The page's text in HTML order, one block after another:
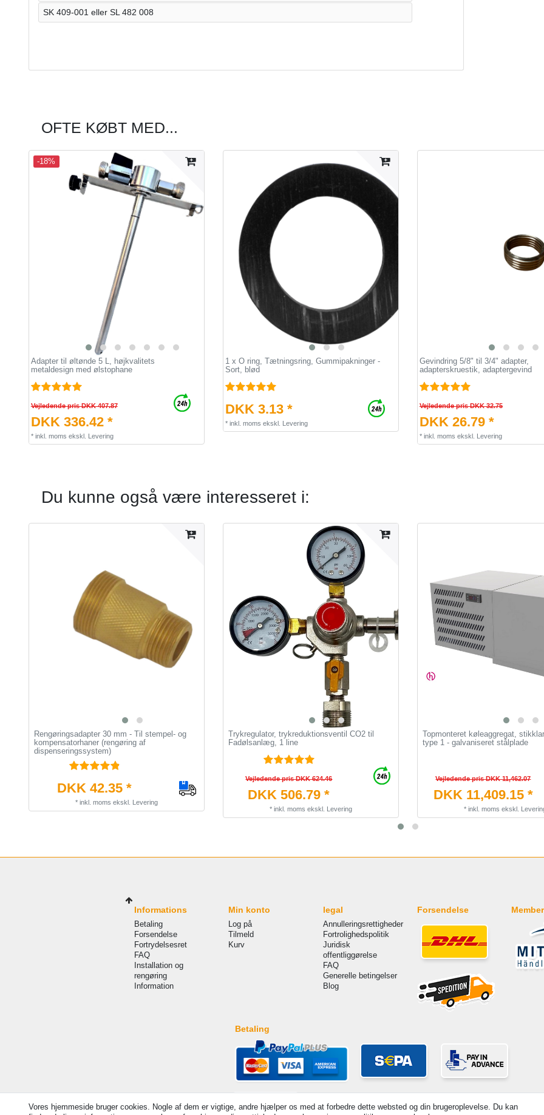
SK 409-001 eller SL 482 008
OFTE KØBT MED...
-18%
Adapter til øltønde 5 L, højkvalitets
metaldesign med ølstophane
Vejledende pris DKK 407.87
DKK 336.42 *
* inkl. moms ekskl. Levering
1 x O ring, Tætningsring, Gummipakninger -
Sort, blød
DKK 3.13 *
* inkl. moms ekskl. Levering
Gevindring 5/8" til 3/4" adapter,
adapterskruestik, adaptergevind
Vejledende pris DKK 32.75
DKK 26.79 *
* inkl. moms ekskl. Levering
Du kunne også være interesseret i:
Rengøringsadapter 30 mm - Til stempel- og
kompensatorhaner (rengøring af
dispenseringssystem)
DKK 42.35 *
* inkl. moms ekskl. Levering
Trykregulator, trykreduktionsventil CO2 til
Fadølsanlæg, 1 line
Vejledende pris DKK 624.46
DKK 506.79 *
* inkl. moms ekskl. Levering
Topmonteret køleaggregat,
type 1 - galvaniseret stålplade
Vejledende pris DKK 11,462.07
DKK 11,409.15 *
* inkl. moms ekskl.
Informations
Betaling
Forsendelse
Fortrydelsesret
FAQ
Installation og
rengøring
Information
Min konto
Log på
Tilmeld
Kurv
legal
Annulleringsrettigheder
Fortrolighedspolitik
Juridisk
offentliggørelse
FAQ
Generelle betingelser
Blog
Forsendelse
Betaling
Vores hjemmeside bruger cookies. Nogle af dem er vigtige, andre hjælper os med at forbedre dette websted og din brugeroplevelse. Du kan